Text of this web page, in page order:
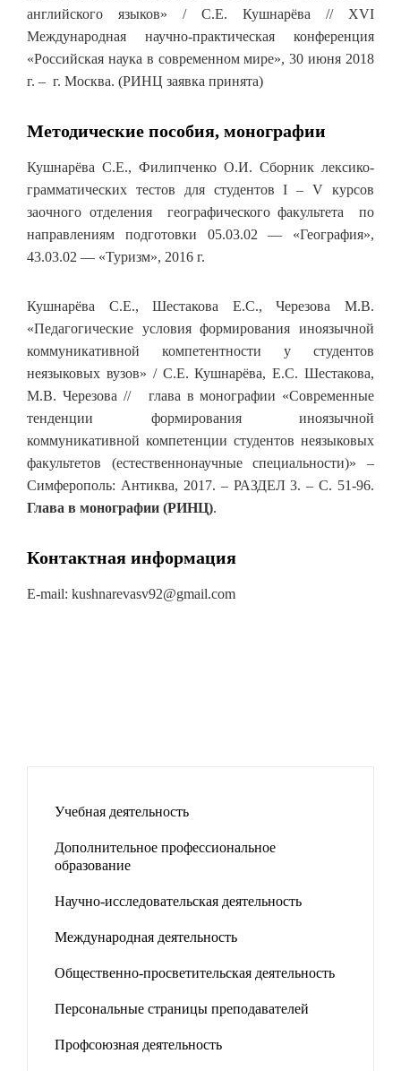
английского языков» / С.Е. Кушнарёва // XVI
Международная научно-практическая конференция
«Российская наука в современном мире», 30 июня 2018
г. – г. Москва. (РИНЦ заявка принята)
Методические пособия, монографии
Кушнарёва С.Е., Филипченко О.И. Сборник лексико-
грамматических тестов для студентов I – V курсов
заочного отделения географического факультета по
направлениям подготовки 05.03.02 — «География»,
43.03.02 — «Туризм», 2016 г.
Кушнарёва С.Е., Шестакова Е.С., Черезова М.В.
«Педагогические условия формирования иноязычной
коммуникативной компетентности у студентов
неязыковых вузов» / С.Е. Кушнарёва, Е.С. Шестакова,
М.В. Черезова // глава в монографии «Современные
тенденции формирования иноязычной
коммуникативной компетенции студентов неязыковых
факультетов (естественнонаучные специальности)» –
Симферополь: Антиква, 2017. – РАЗДЕЛ 3. – С. 51-96.
Глава в монографии (РИНЦ).
Контактная информация
E-mail: kushnarevasv92@gmail.com
Учебная деятельность
Дополнительное профессиональное
образование
Научно-исследовательская деятельность
Международная деятельность
Общественно-просветительская деятельность
Персональные страницы преподавателей
Профсоюзная деятельность